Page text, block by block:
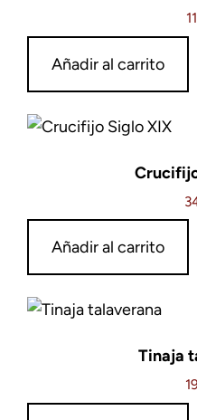
Añadir al carrito
Añadir al carrito
Tinaja